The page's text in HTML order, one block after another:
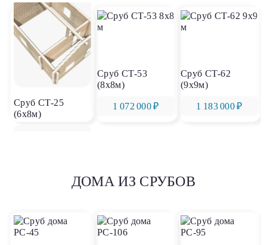
Сруб СТ-25
(6х8м)
Сруб СТ-53
(8х8м)
1 072 000 ₽
Сруб СТ-62
(9х9м)
1 183 000 ₽
ДОМА ИЗ СРУБОВ